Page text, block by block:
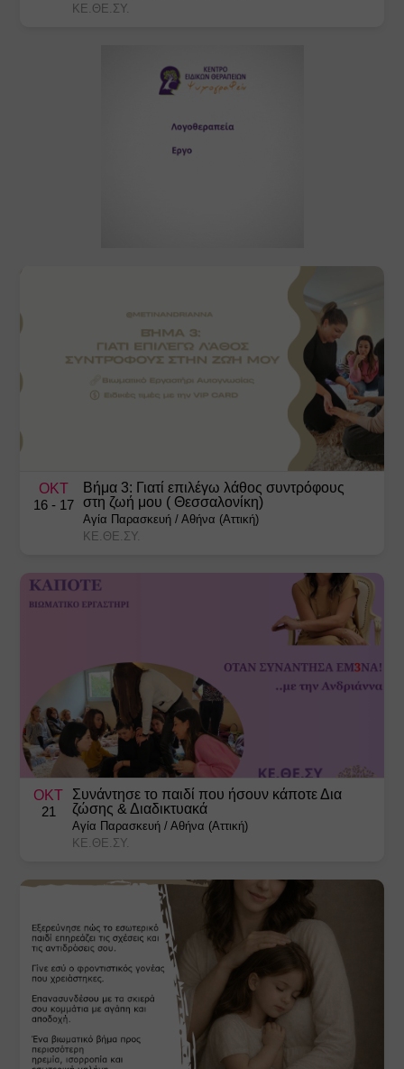
ΚΕ.ΘΕ.ΣΥ.
ΟΚΤ
16 - 17
Βήμα 3: Γιατί επιλέγω λάθος συντρόφους
στη ζωή μου ( Θεσσαλονίκη)
Αγία Παρασκευή /Αθήνα (Αττική)
ΚΕ.ΘΕ.ΣΥ.
ΟΚΤ
21
Συνάντησε το παιδί που ήσουν κάποτε Δια
ζώσης & Διαδικτυακά
Αγία Παρασκευή /Αθήνα (Αττική)
ΚΕ.ΘΕ.ΣΥ.